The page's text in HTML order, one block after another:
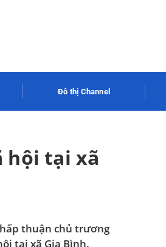
Đô thị Channel
hội tại xã
thuận chủ trương
tại xã Gia Bình.